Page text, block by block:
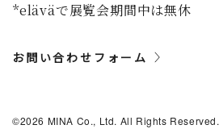
*eläväで展覧会期間中は無休
お問い合わせフォーム
©2026 MINA Co., Ltd. All Rights Reserved.